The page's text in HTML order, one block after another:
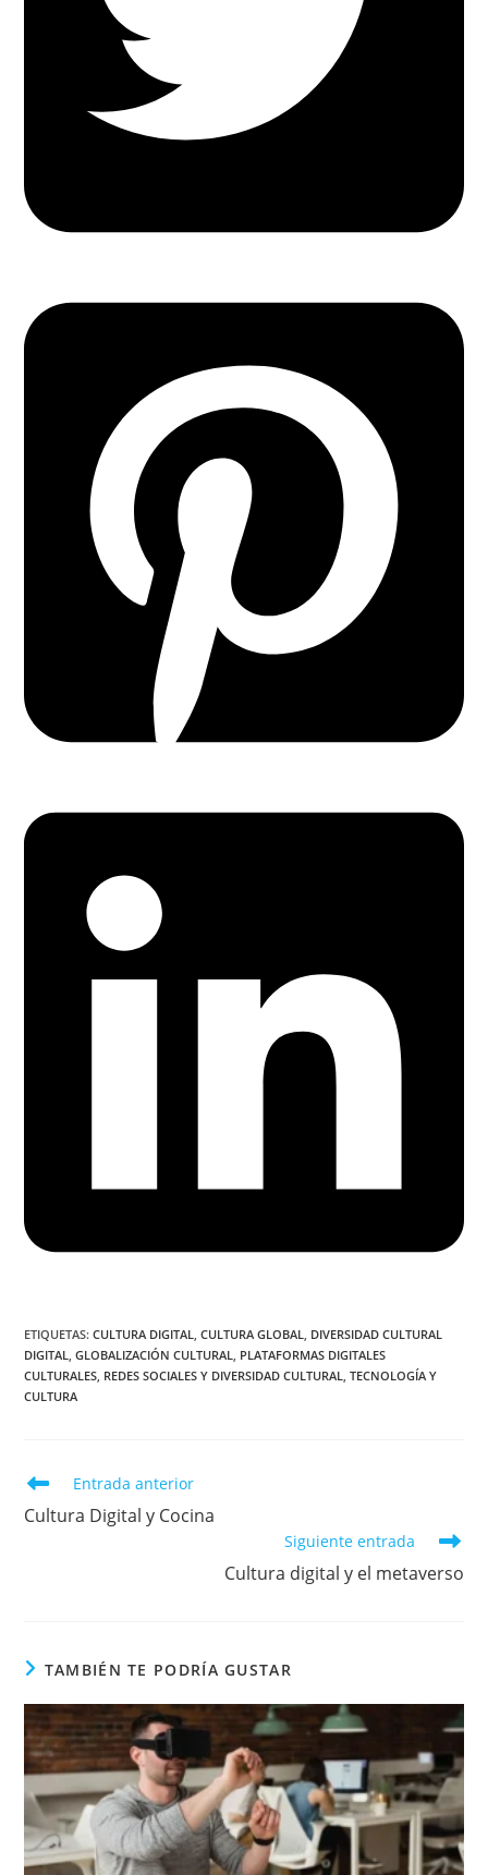
ETIQUETAS:CULTURA DIGITAL CULTURA GLOBAL
DIVERSIDAD CULTURAL
DIGITAL
GLOBALIZACIÓN CULTURAL
PLATAFORMAS DIGITALES
CULTURALES REDES SOCIALES Y DIVERSIDAD CULTURAL
TECNOLOGÍA Y
CULTURA
Leer
artículos
Entrada anterior
Cultura Digital y Cocina
Siguiente entrada
Cultura digital y el metaverso
TAMBIÉN TE PODRÍA GUSTAR